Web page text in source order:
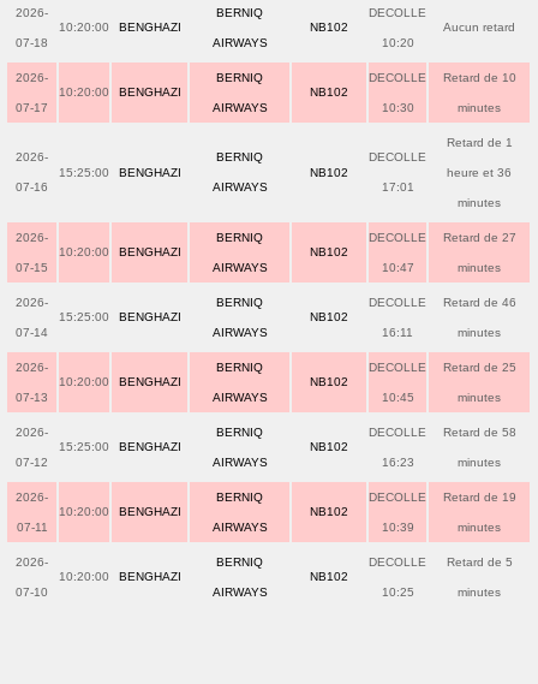
2026-
07-18
10:20:00 BENGHAZI
BERNIQ
AIRWAYS
NB102
DECOLLE
10:20
Aucun retard
2026-
07-17
10:20:00 BENGHAZI
BERNIQ
AIRWAYS
NB102
DECOLLE
10:30
Retard de 10
minutes
2026-
07-16
15:25:00 BENGHAZI
BERNIQ
AIRWAYS
NB102
DECOLLE
17:01
Retard de 1
heure et 36
minutes
2026-
07-15
10:20:00 BENGHAZI
BERNIQ
AIRWAYS
NB102
DECOLLE
10:47
Retard de 27
minutes
2026-
07-14
15:25:00 BENGHAZI
BERNIQ
AIRWAYS
NB102
DECOLLE
16:11
Retard de 46
minutes
2026-
07-13
10:20:00 BENGHAZI
BERNIQ
AIRWAYS
NB102
DECOLLE
10:45
Retard de 25
minutes
2026-
07-12
15:25:00 BENGHAZI
BERNIQ
AIRWAYS
NB102
DECOLLE
16:23
Retard de 58
minutes
2026-
07-11
10:20:00 BENGHAZI
BERNIQ
AIRWAYS
NB102
DECOLLE
10:39
Retard de 19
minutes
2026-
07-10
10:20:00 BENGHAZI
BERNIQ
AIRWAYS
NB102
DECOLLE
10:25
Retard de 5
minutes